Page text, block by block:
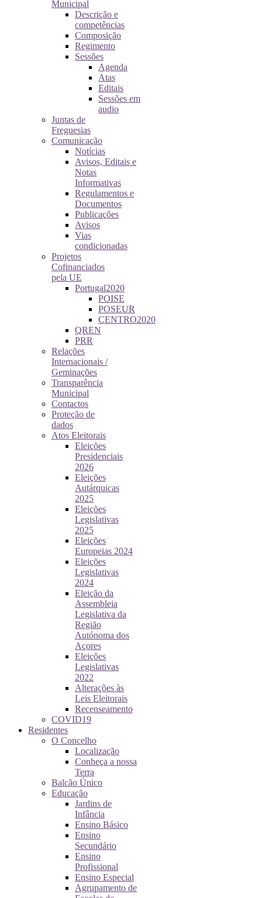
Municipal
Descrição e
competências
Composição
Regimento
Sessões
Agenda
Atas
Editais
Sessões em
audio
Juntas de
Freguesias
Comunicação
Notícias
Avisos, Editais e
Notas
Informativas
Regulamentos e
Documentos
Publicações
Avisos
Vias
condicionadas
Projetos
Cofinanciados
pela UE
Portugal2020
POISE
POSEUR
CENTRO2020
QREN
PRR
Relações
Internacionais /
Geminações
Transparência
Municipal
Contactos
Proteção de
dados
Atos Eleitorais
Eleições
Presidenciais
2026
Eleições
Autárquicas
2025
Eleições
Legislativas
2025
Eleições
Europeias 2024
Eleições
Legislativas
2024
Eleição da
Assembleia
Legislativa da
Região
Autónoma dos
Açores
Eleições
Legislativas
2022
Alterações às
Leis Eleitorais
Recenseamento
COVID19
Residentes
O Concelho
Localização
Conheça a nossa
Terra
Balcão Único
Educação
Jardins de
Infância
Ensino Básico
Ensino
Secundário
Ensino
Profissional
Ensino Especial
Agrupamento de